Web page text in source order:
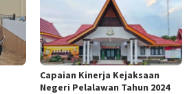
Capaian Kinerja Kejaksaan
Negeri Pelalawan Tahun 2024